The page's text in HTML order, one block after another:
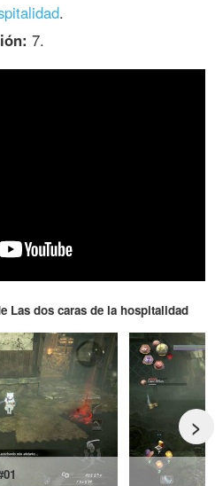
.
7.
Las dos caras de la hospitalidad
>